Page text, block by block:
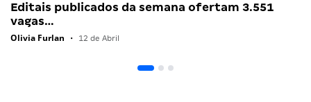
Editais publicados da semana ofertam 3.551
vagas…
Olivia Furlan • 12 de Abril